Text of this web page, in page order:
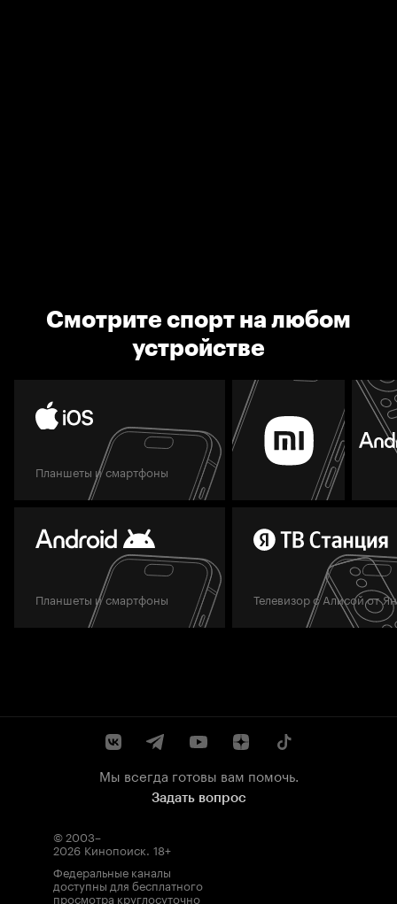
Смотрите спорт на любом
устройстве
Планшеты и смартфоны
Планшеты и смартфоны Телевизор с Алисой от
Мы всегда готовы вам помочь.
Задать вопрос
© 2003–
2026 Кинопоиск. 18+
Федеральные каналы
доступны для бесплатного
просмотра круглосуточно